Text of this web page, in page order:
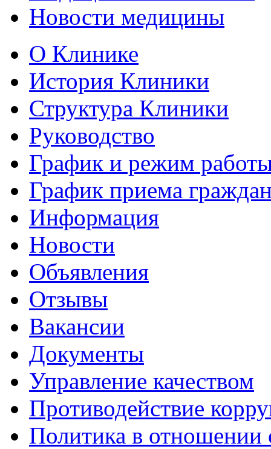
Новости медицины
О Клинике
История Клиники
Структура Клиники
Руководство
График и режим
График приема
Информация
Новости
Объявления
Отзывы
Вакансии
Документы
Управление качеством
Противодействие
Политика в отношении